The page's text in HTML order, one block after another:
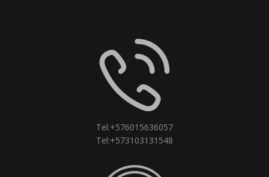
Tel:+576015636057
Tel:+573103131548